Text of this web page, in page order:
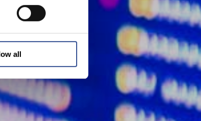
all